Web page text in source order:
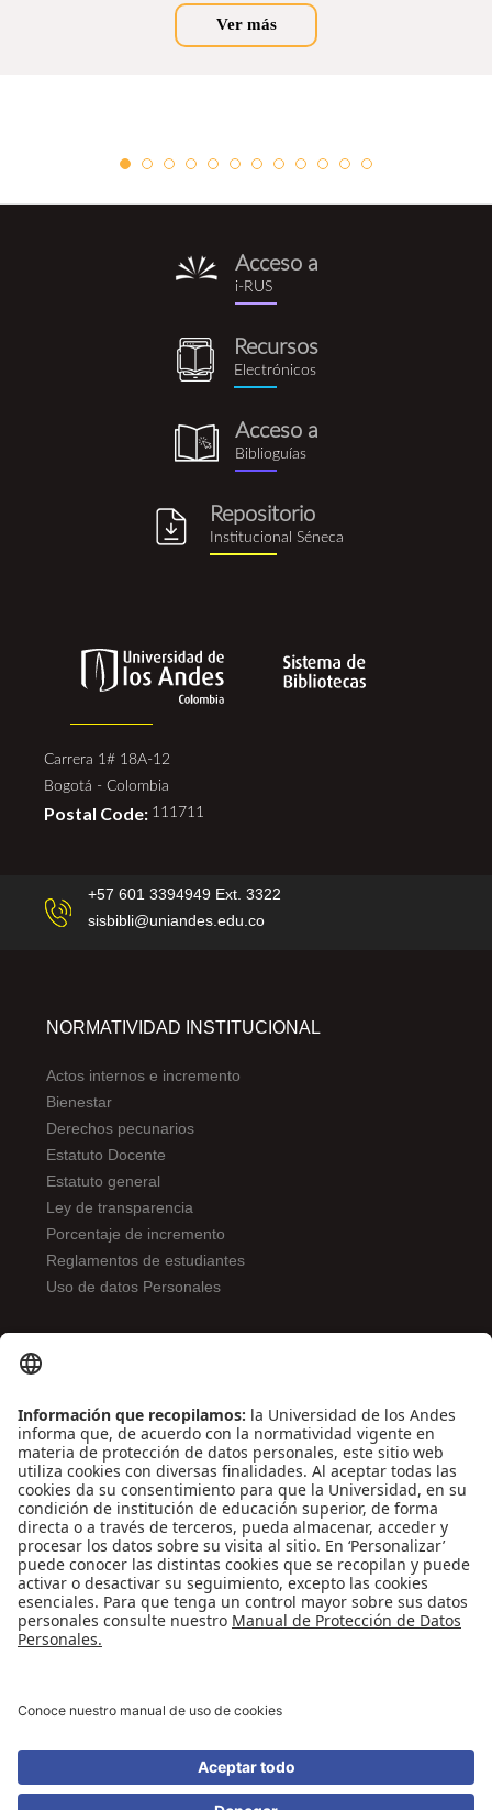
Ver más
i-
rus.png
Acceso a
i-RUS
recursos_electronicos.png
Recursos
Electrónicos
biblioguia.png
Acceso a
Biblioguías
Repositorio
Institucional Séneca
Carrera 1# 18A-12
Bogotá - Colombia
Postal Code: 111711
+57 601 3394949 Ext. 3322
sisbibli@uniandes.edu.co
NORMATIVIDAD INSTITUCIONAL
Actos internos e incremento
Bienestar
Derechos pecunarios
Estatuto Docente
Estatuto general
Ley de transparencia
Porcentaje de incremento
Reglamentos de estudiantes
Uso de datos Personales
Contáctenos
Biblioguías
Preguntas frecuentes
Capacitación
Directrices
Entretenimiento
Compra de libros y material audiovisual